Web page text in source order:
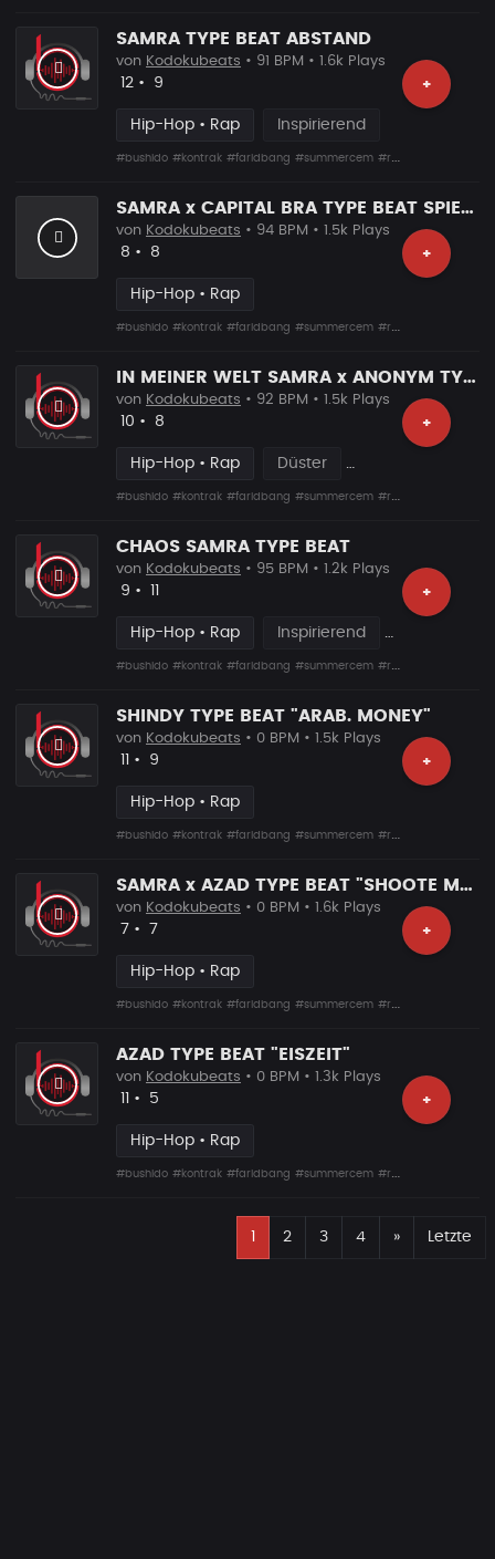
SAMRA TYPE BEAT ABSTAND
+
von Kodokubeats • 91 BPM • 1.6k Plays
Likes
12 • Vorgeschlagen
9
Hip-Hop • Rap Inspirierend
#bushido #kontrak #faridbang #summercem #rafcamora
SAMRA x CAPITAL BRA TYPE BEAT SPIEGELBILD
+
von Kodokubeats • 94 BPM • 1.5k Plays
Likes
8 • Vorgeschlagen
8
Hip-Hop • Rap
#bushido #kontrak #faridbang #summercem #rafcamora
IN MEINER WELT SAMRA x ANONYM TYPE BEAT
+
von Kodokubeats • 92 BPM • 1.5k Plays
Likes
10 • Vorgeschlagen
8
Hip-Hop • Rap Düster
#bushido #kontrak #faridbang #summercem #rafcamora
CHAOS SAMRA TYPE BEAT
+
von Kodokubeats • 95 BPM • 1.2k Plays
Likes
9 • Vorgeschlagen
Hip-Hop • Rap Inspirierend
#bushido #kontrak #faridbang #summercem #rafcamora
SHINDY TYPE BEAT "ARAB. MONEY"
+
von Kodokubeats • 0 BPM • 1.5k Plays
Likes
• Vorgeschlagen
9
Hip-Hop • Rap
#bushido #kontrak #faridbang #summercem #rafcamora
SAMRA x AZAD TYPE BEAT "SHOOTE MA SHOOTE"
+
von Kodokubeats • 0 BPM • 1.6k Plays
Likes
7 • Vorgeschlagen
7
Hip-Hop • Rap
#bushido #kontrak #faridbang #summercem #rafcamora
AZAD TYPE BEAT "EISZEIT"
+
von Kodokubeats • 0 BPM • 1.3k Plays
Likes
• Vorgeschlagen
5
Hip-Hop • Rap
#bushido #kontrak #faridbang #summercem #rafcamora
2 3 4 »Nächste
Letzte